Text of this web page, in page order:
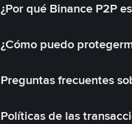
¿Por qué Binance P2P
¿Cómo puedo
Preguntas frecuentes
Políticas de las